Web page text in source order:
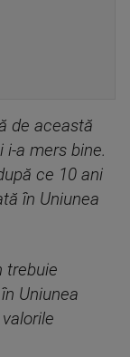
de această
i-a mers bine.
ce 10 ani
în Uniunea
trebuie
Uniunea